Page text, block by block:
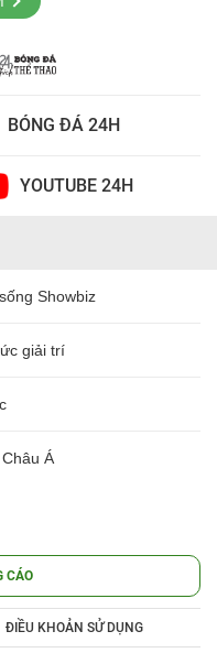
BÓNG ĐÁ 24H
YOUTUBE 24H
Showbiz
giải trí
Á
CÁO
ĐIỀU KHOẢN SỬ DỤNG